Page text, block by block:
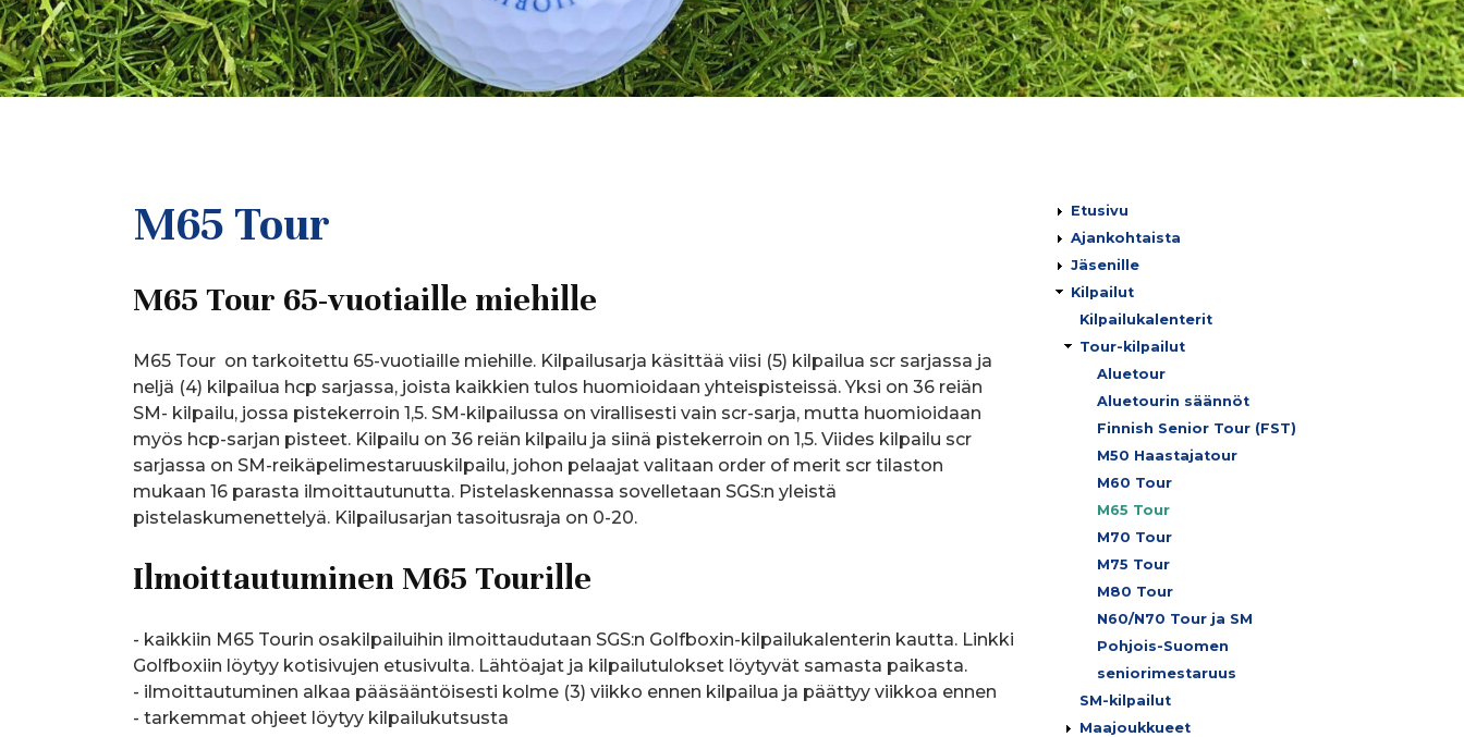
M65 Tour
M65 Tour 65-vuotiaille miehille
M65 Tour on tarkoitettu 65-vuotiaille miehille. Kilpailusarja käsittää viisi (5) kilpailua scr sarjassa ja
neljä (4) kilpailua hcp sarjassa, joista kaikkien tulos huomioidaan yhteispisteissä. Yksi on 36 reiän
SM- kilpailu, jossa pistekerroin 1,5. SM-kilpailussa on virallisesti vain scr-sarja, mutta huomioidaan
myös hcp-sarjan pisteet. Kilpailu on 36 reiän kilpailu ja siinä pistekerroin on 1,5. Viides kilpailu scr
sarjassa on SM-reikäpelimestaruuskilpailu, johon pelaajat valitaan order of merit scr tilaston
mukaan 16 parasta ilmoittautunutta. Pistelaskennassa sovelletaan SGS:n yleistä
pistelaskumenettelyä. Kilpailusarjan tasoitusraja on 0-20.
Ilmoittautuminen M65 Tourille
- kaikkiin M65 Tourin osakilpailuihin ilmoittaudutaan SGS:n Golfboxin-kilpailukalenterin kautta. Linkki
Golfboxiin löytyy kotisivujen etusivulta. Lähtöajat ja kilpailutulokset löytyvät samasta paikasta.
- ilmoittautuminen alkaa pääsääntöisesti kolme (3) viikko ennen kilpailua ja päättyy viikkoa ennen
- tarkemmat ohjeet löytyy kilpailukutsusta
Päävalikko
Etusivu
Ajankohtaista
Jäsenille
Kilpailut
Kilpailukalenterit
Tour-kilpailut
Aluetour
Aluetourin säännöt
Finnish Senior Tour (FST)
M50 Haastajatour
M60 Tour
M65 Tour
M70 Tour
M75 Tour
M80 Tour
N60/N70 Tour ja SM
Pohjois-Suomen
seniorimestaruus
SM-kilpailut
Maajoukkueet